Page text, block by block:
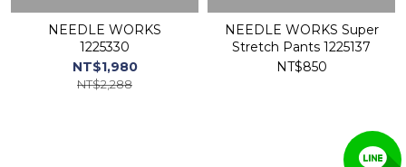
NEEDLE WORKS
1225330
NT$1,980
NT$2,288
NEEDLE WORKS Super
Stretch Pants 1225137
NT$850